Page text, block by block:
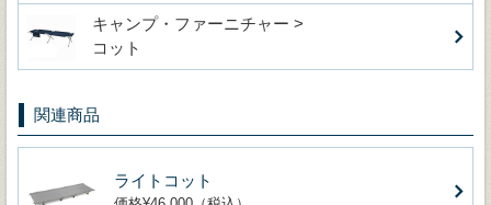
キャンプ・ファーニチャー >
コット
関連商品
ライトコット